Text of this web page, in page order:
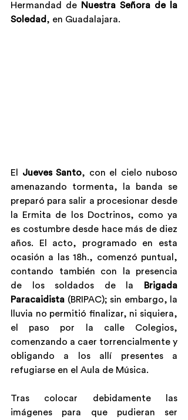
Hermandad de
Nuestra Señora de la
Soledad, en Guadalajara.
El Jueves Santo, con el cielo nuboso
amenazando tormenta, la banda se
preparó para salir a procesionar desde
la Ermita de los Doctrinos, como ya
es costumbre desde hace más de diez
años. El acto, programado en esta
ocasión a las 18h., comenzó puntual,
contando también con la presencia
de los soldados de la
Brigada
Paracaidista (BRIPAC); sin embargo, la
lluvia no permitió finalizar, ni siquiera,
el paso por la calle Colegios,
comenzando a caer torrencialmente y
obligando a los allí presentes a
refugiarse en el Aula de Música.
Tras colocar debidamente las
imágenes para que pudieran ser